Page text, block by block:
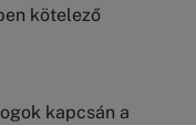
kötelező
kapcsán a